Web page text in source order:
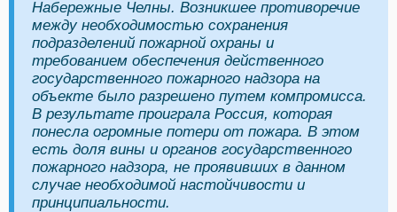
Набережные Челны. Возникшее противоречие
между необходимостью сохранения
подразделений пожарной охраны и
требованием обеспечения действенного
государственного пожарного надзора на
объекте было разрешено путем компромисса.
В результате проиграла Россия, которая
понесла огромные потери от пожара. В этом
есть доля вины и органов государственного
пожарного надзора, не проявивших в данном
случае необходимой настойчивости и
принципиальности.